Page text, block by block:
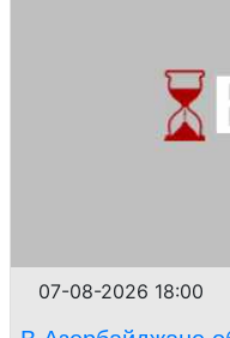
07-08-2026 18:00